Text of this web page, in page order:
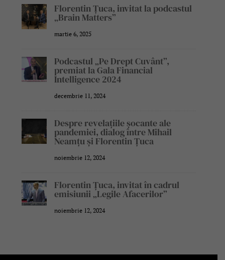
Florentin Țuca, invitat la podcastul
„Brain Matters”
martie 6, 2025
Podcastul „Pe Drept Cuvânt”,
premiat la Gala Financial
Intelligence 2024
decembrie 11, 2024
Despre revelațiile șocante ale
pandemiei, dialog între Mihail
Neamțu și Florentin Țuca
noiembrie 12, 2024
Florentin Țuca, invitat în cadrul
emisiunii „Legile Afacerilor”
noiembrie 12, 2024